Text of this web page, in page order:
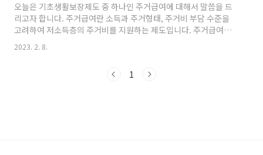
오늘은 기초생활보장제도 중 하나인 주거급여에 대해서 말씀을 드
리고자 합니다. 주거급여란 소득과 주거형태, 주거비 부담 수준을
고려하여 저소득층의 주거비를 지원하는 제도입니다. 주거급여는
크게 세 가지로 임차가구 지원, 자가가구 지원, 청년 가구 지원이 있
습니다. 2018년 10월부터 주거급여 지원 대상이 크게 확대되었습
지급되었는데, 18년 10월 이후부터는 중위소득 47% 이하까지 주
2023. 2. 8.
1